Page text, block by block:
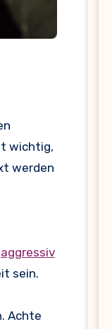
wichtig,
werden
aggressiv
sein.
Achte